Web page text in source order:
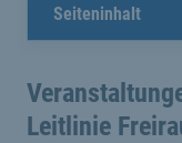
Seiteninhalt
Leitlinie